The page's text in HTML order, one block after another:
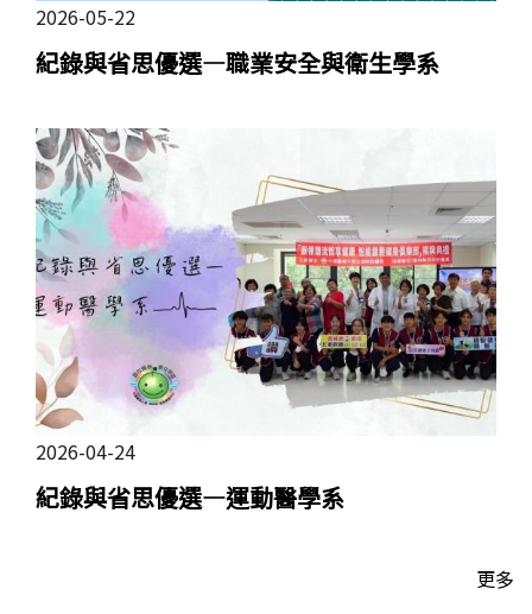
2026-05-22
紀錄與省思優選—職業安全與衛生學系
2026-04-24
紀錄與省思優選—運動醫學系
更多